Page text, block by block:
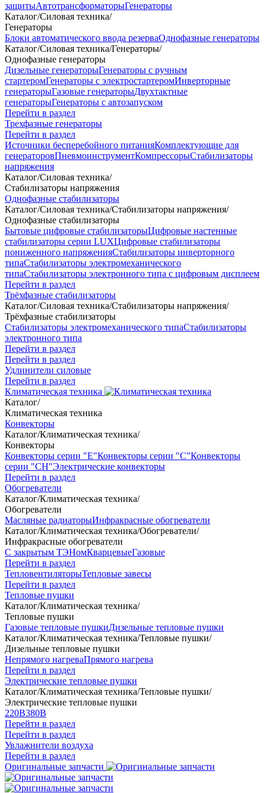
защитыАвтотрансформаторыГенераторы
Каталог/Силовая техника/
Генераторы
Блоки автоматического ввода резерваОднофазные генераторы
Каталог/Силовая техника/Генераторы/
Однофазные генераторы
Дизельные генераторыГенераторы с ручным
стартеромГенераторы с электростартеромИнверторные
генераторыГазовые генераторыДвухтактные
генераторыГенераторы с автозапуском
Перейти в раздел
Трехфазные генераторы
Перейти в раздел
Источники бесперебойного питанияКомплектующие для
генераторовПневмоинструментКомпрессорыСтабилизаторы
напряжения
Каталог/Силовая техника/
Стабилизаторы напряжения
Однофазные стабилизаторы
Каталог/Силовая техника/Стабилизаторы напряжения/
Однофазные стабилизаторы
Бытовые цифровые стабилизаторыЦифровые настенные
стабилизаторы серии LUXЦифровые стабилизаторы
пониженного напряженияСтабилизаторы инверторного
типаСтабилизаторы электромеханического
типаСтабилизаторы электронного типа с цифровым дисплеем
Перейти в раздел
Трёхфазные стабилизаторы
Каталог/Силовая техника/Стабилизаторы напряжения/
Трёхфазные стабилизаторы
Стабилизаторы электромеханического типаСтабилизаторы
электронного типа
Перейти в раздел
Перейти в раздел
Удлинители силовые
Перейти в раздел
Климатическая техника
Каталог/
Климатическая техника
Конвекторы
Каталог/Климатическая техника/
Конвекторы
Конвекторы серии "Е"Конвекторы серии "С"Конвекторы
серии "СН"Электрические конвекторы
Перейти в раздел
Обогреватели
Каталог/Климатическая техника/
Обогреватели
Масляные радиаторыИнфракрасные обогреватели
Каталог/Климатическая техника/Обогреватели/
Инфракрасные обогреватели
С закрытым ТЭНомКварцевыеГазовые
Перейти в раздел
ТепловентиляторыТепловые завесы
Перейти в раздел
Тепловые пушки
Каталог/Климатическая техника/
Тепловые пушки
Газовые тепловые пушкиДизельные тепловые пушки
Каталог/Климатическая техника/Тепловые пушки/
Дизельные тепловые пушки
Непрямого нагреваПрямого нагрева
Перейти в раздел
Электрические тепловые пушки
Каталог/Климатическая техника/Тепловые пушки/
Электрические тепловые пушки
220В380В
Перейти в раздел
Перейти в раздел
Увлажнители воздуха
Перейти в раздел
Оригинальные запчасти